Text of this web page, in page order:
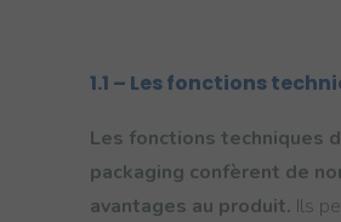
1.1 – Les fonctions
Les fonctions techniques
packaging confèrent de
avantages au produit. Ils